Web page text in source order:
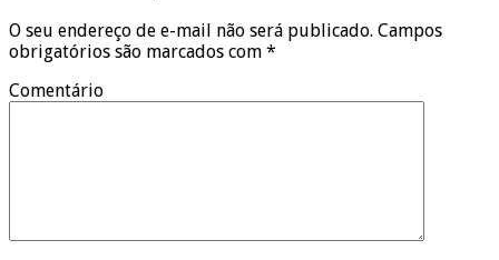
O seu endereço de e-mail não será publicado. Campos
obrigatórios são marcados com *
Comentário